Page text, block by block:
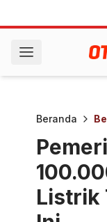
Beranda
Listrik